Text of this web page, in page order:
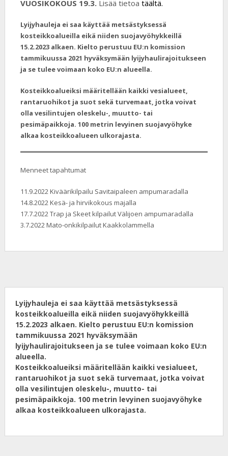
VUOSIKOKOUS 19.3.Lisää tietoa täältä.
Lyijyhauleja ei saa käyttää metsästyksessä
kosteikkoalueilla eikä niiden suojavyöhykkeillä
15.2.2023 alkaen. Kielto perustuu EU:n komission
tammikuussa 2021 hyväksymään lyijyhaulirajoitukseen
ja se tulee voimaan koko EU:n alueella.
Kosteikkoalueiksi määritellään kaikki vesialueet,
rantaruohikot ja suot sekä turvemaat, jotka voivat
olla vesilintujen oleskelu-, muutto- tai
pesimäpaikkoja. 100 metrin levyinen suojavyöhyke
alkaa kosteikkoalueen ulkorajasta.
Menneet tapahtumat
11.9.2022Kiväärikilpailu Savitaipaleen ampumaradalla
14.8.2022Kesä- ja hirvikokous majalla
17.7.2022Trap ja Skeet kilpailut Välijoen ampumaradalla
3.7.2022Mato-onkikilpailut Kaakkolammella
Lyijyhauleja ei saa käyttää metsästyksessä
kosteikkoalueilla eikä niiden suojavyöhykkeillä
15.2.2023 alkaen. Kielto perustuu EU:n komission
tammikuussa 2021 hyväksymään
lyijyhaulirajoitukseen ja se tulee voimaan koko EU:n
alueella.
Kosteikkoalueiksi määritellään kaikki vesialueet,
rantaruohikot ja suot sekä turvemaat, jotka voivat
olla vesilintujen oleskelu-, muutto- tai
pesimäpaikkoja. 100 metrin levyinen suojavyöhyke
alkaa kosteikkoalueen ulkorajasta.